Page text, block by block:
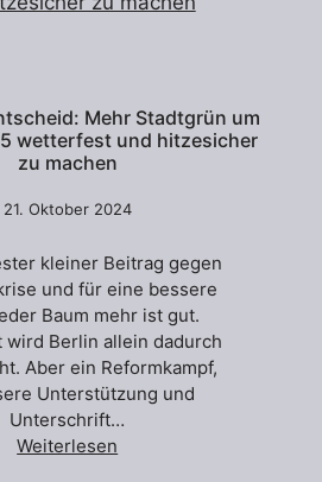
Mehr Stadtgrün um
wetterfest und hitzesicher
zu machen
21. Oktober 2024
kleiner Beitrag gegen
und für eine bessere
Baum mehr ist gut.
wird Berlin allein dadurch
Aber ein Reformkampf,
Unterstützung und
Unterschrift…
Weiterlesen